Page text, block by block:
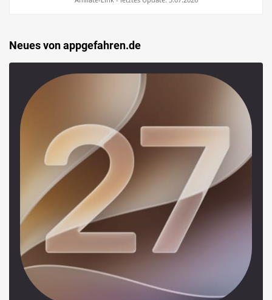
Neues von appgefahren.de